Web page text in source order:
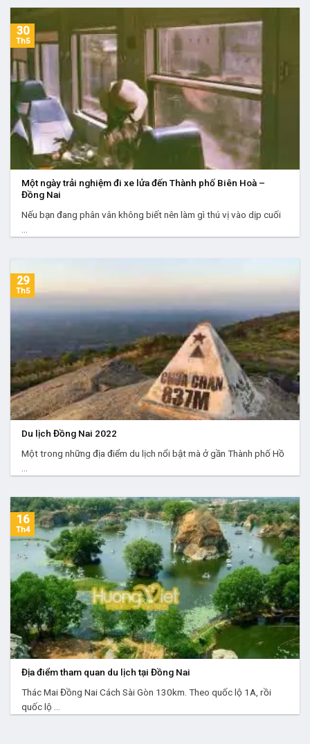
Một ngày trải nghiệm đi xe lửa đến Thành phố Biên Hoà –
Đồng Nai
Nếu bạn đang phân vân không biết nên làm gì thú vị vào dịp cuối
30
Th5
Du lịch Đồng Nai 2022
Một trong những địa điểm du lịch nổi bật mà ở gần Thành phố Hồ
29
Th5
Địa điểm tham quan du lịch tại Đồng Nai
Thác Mai Đồng Nai Cách Sài Gòn 130km. Theo quốc lộ 1A, rồi
quốc lộ ...
16
Th4